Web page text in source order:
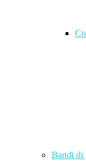
Bandi di